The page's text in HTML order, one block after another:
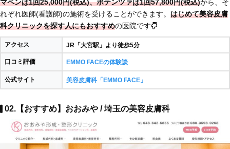
マペンは1回25,000円(税込)、ポテンツァは1回57,800円(税込)から、そ
れぞれ医師(看護師)の施術を受けることができます。 はじめて美容皮膚
科クリニックを探す人にもおすすめの医院です
アクセス JR「大宮駅」より徒歩5分
口コミ評価 EMMO FACEの体験談
公式サイト 美容皮膚科「EMMO FACE」
02.【おすすめ】おおみや / 埼玉の美容皮膚科